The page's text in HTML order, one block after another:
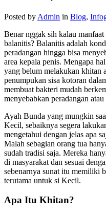
Posted by Admin in Blog,
Benar nggak sih kalau
balanitis? Balanitis adalah
peradangan hingga bisa
area kepala penis. Mengapa
yang belum melakukan khitan
penumpukan sisa kotoran
membuat bakteri mudah
menyebabkan peradangan
Ayah Bunda yang mungkin
Kecil, sebaiknya segera
mengetahui dengan jelas apa
Malah sebagian orang tua
sudah tradisi saja. Mereka
di masyarakat dan sesuai
sebenarnya sunat itu memiliki
terutama untuk si Kecil.
Apa Itu Khitan?